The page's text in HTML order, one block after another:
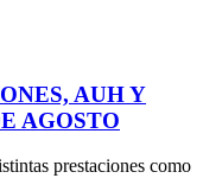
AUH Y
AGOSTO
prestaciones como